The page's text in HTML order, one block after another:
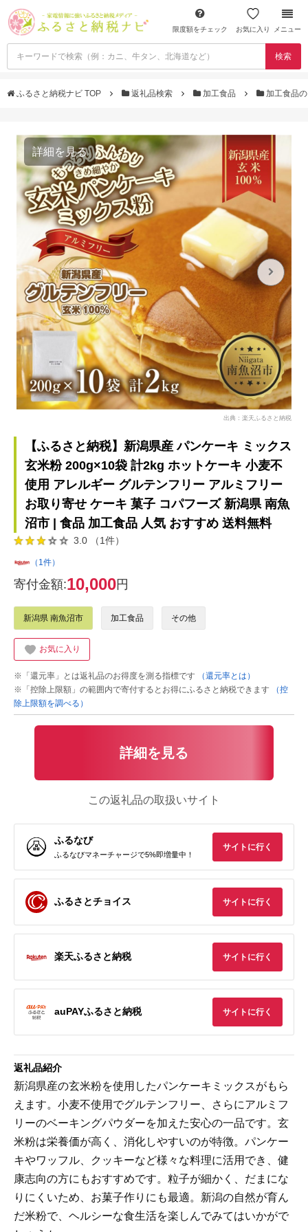
限度額をチェック お気に入り メニュー
検索
ふるさと納税ナビ TOP 返礼品検索 加工食品 加工食品
詳細を見る
出典：楽天ふるさと納税
【ふるさと納税】新潟県産 パンケーキ ミックス
玄米粉 200g×10袋 計2kg ホットケーキ 小麦不
使用 アレルギー グルテンフリー アルミフリー
お取り寄せ ケーキ 菓子 コパフーズ 新潟県 南魚
沼市 | 食品 加工食品 人気 おすすめ 送料無料
3.0 （1件）
（1件）
寄付金額:10,000円
新潟県 南魚沼市 加工食品 その他
お気に入り
※「還元率」とは返礼品のお得度を測る指標です
（還元率とは）
※「控除上限額」の範囲内で寄付するとお得にふるさと納税できます
（控
除上限額を調べる）
詳細を見る
この返礼品の取扱いサイト
ふるなび
ふるなびマネーチャージで5%即増量中！
サイトに行く
ふるさとチョイス サイトに行く
楽天ふるさと納税 サイトに行く
auPAYふるさと納税 サイトに行く
返礼品紹介
新潟県産の玄米粉を使用したパンケーキミックスがもら
えます。小麦不使用でグルテンフリー、さらにアルミフ
リーのベーキングパウダーを加えた安心の一品です。玄
米粉は栄養価が高く、消化しやすいのが特徴。パンケー
キやワッフル、クッキーなど様々な料理に活用でき、健
康志向の方にもおすすめです。粒子が細かく、だまにな
りにくいため、お菓子作りにも最適。新潟の自然が育ん
だ米粉で、ヘルシーな食生活を楽しんでみてはいかがで